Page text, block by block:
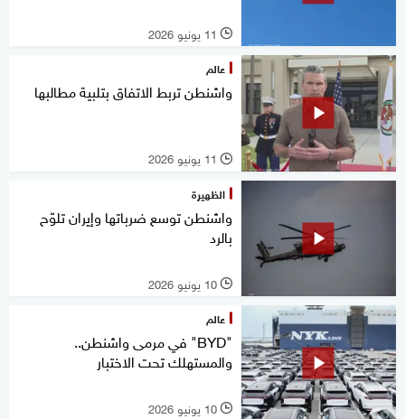
l 11 يونيو 2026
عالم
واشنطن تربط الاتفاق بتلبية مطالبها
l 11 يونيو 2026
الظهيرة
واشنطن توسع ضرباتها وإيران تلوّح
بالرد
l 10 يونيو 2026
عالم
"BYD" في مرمى واشنطن..
والمستهلك تحت الاختبار
l 10 يونيو 2026